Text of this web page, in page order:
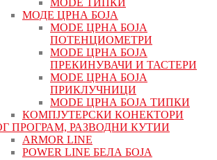
MODE ТИПКИ
МОДЕ ЦРНА БОЈА
MODE ЦРНА БОЈА
ПОТЕНЦИОМЕТРИ
MODE ЦРНА БОЈА
ПРЕКИНУВАЧИ И ТАСТЕРИ
MODE ЦРНА БОЈА
ПРИКЛУЧНИЦИ
MODE ЦРНА БОЈА ТИПКИ
КОМПЈУТЕРСКИ КОНЕКТОРИ
ПРОГРАМ, РАЗВОДНИ КУТИИ
ARMOR LINE
POWER LINE БЕЛА БОЈА